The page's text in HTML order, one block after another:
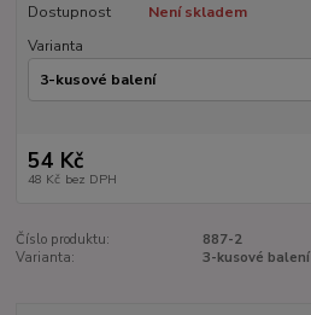
Dostupnost
Není skladem
Varianta
54 Kč
48 Kč bez DPH
Číslo produktu:
887-2
Varianta:
3-kusové balení